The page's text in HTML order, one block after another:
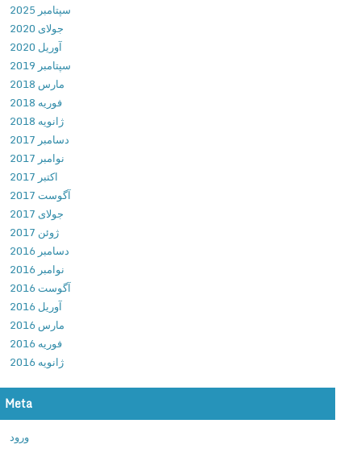
a
t
o
r
2
v
1
.
3
1
0
ا
ن
ل
و
د
ب
ا
ش
سپتامبر 2025
جولای 2020
آوریل 2020
سپتامبر 2019
مارس 2018
فوریه 2018
ژانویه 2018
دسامبر 2017
نوامبر 2017
آگوست 2017
جولای 2017
ژوئن 2017
دسامبر 2016
نوامبر 2016
آگوست 2016
آوریل 2016
مارس 2016
فوریه 2016
ژانویه 2016
Meta